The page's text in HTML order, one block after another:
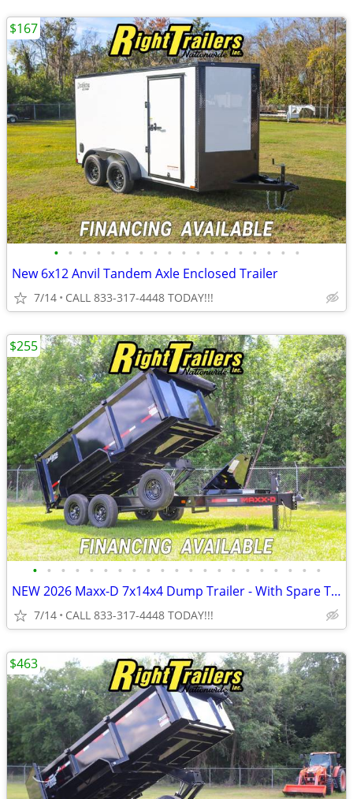
• • • • • • • • • • • • • • • • • •
New 6x12 Anvil Tandem Axle Enclosed Trailer
7/14 CALL 833-317-4448 TODAY!!!
$167
• • • • • • • • • • • • • • • • • • • • •
NEW 2026 Maxx-D 7x14x4 Dump Trailer - With Spare Tire!
7/14 CALL 833-317-4448 TODAY!!!
$255
$463